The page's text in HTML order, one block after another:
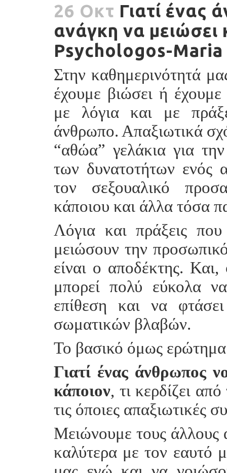
26 Οκτ Γιατί ένας
ανάγκη να μειώσει
Psychologos-Maria
Στην καθημερινότητά
έχουμε βιώσει ή έχουμε
με λόγια και με
άνθρωπο. Απαξιωτικά
“αθώα” γελάκια για
των δυνατοτήτων ενός
τον σεξουαλικό
κάποιου και άλλα τόσα
Λόγια και πράξεις
μειώσουν την
είναι ο αποδέκτης.
μπορεί πολύ εύκολα
επίθεση και να
σωματικών βλαβών.
Το βασικό όμως ερώτημα
Γιατί ένας άνθρωπος
κάποιον, τι κερδίζει
τις όποιες απαξιωτικές
Μειώνουμε τους άλλους
καλύτερα με τον εαυτό